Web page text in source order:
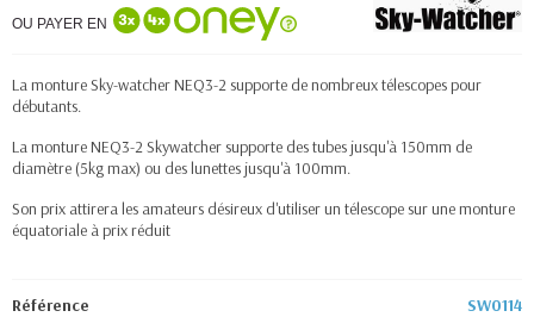
OU PAYER EN
La monture Sky-watcher NEQ3-2 supporte de nombreux télescopes pour
débutants.
La monture NEQ3-2 Skywatcher supporte des tubes jusqu'à 150mm de
diamètre (5kg max) ou des lunettes jusqu'à 100mm.
Son prix attirera les amateurs désireux d'utiliser un télescope sur une monture
équatoriale à prix réduit
Référence SW0114